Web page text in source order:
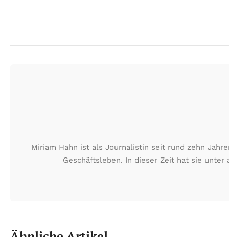
Miriam Hahn ist als Journalistin seit rund zehn
Geschäftsleben. In dieser Zeit hat sie